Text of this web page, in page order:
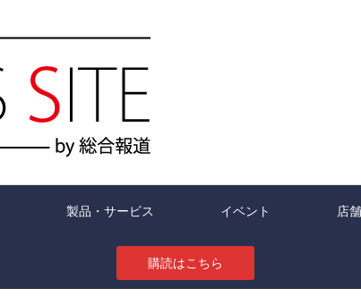
製品・サービス イベント 店
購読はこちら